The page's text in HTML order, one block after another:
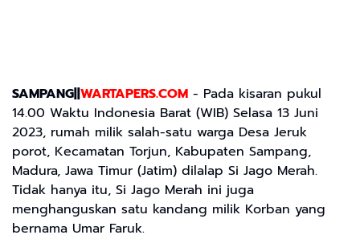
SAMPANG||WARTAPERS.COM - Pada kisaran pukul
14.00 Waktu Indonesia Barat (WIB) Selasa 13 Juni
2023, rumah milik salah-satu warga Desa Jeruk
porot, Kecamatan Torjun, Kabupaten Sampang,
Madura, Jawa Timur (Jatim) dilalap Si Jago Merah.
Tidak hanya itu, Si Jago Merah ini juga
menghanguskan satu kandang milik Korban yang
bernama Umar Faruk.